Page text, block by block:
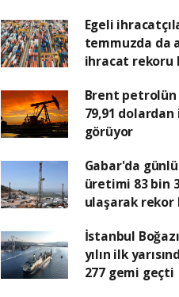
Egeli
temmuzda da
ihracat rekoru
Brent
79,91 dolardan
görüyor
Gabar'da
üretimi 83 bin
ulaşarak rekor
İstanbul
yılın ilk
277 gemi geçti